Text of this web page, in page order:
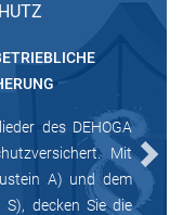
des DEHOGA
Mit
A) und dem
S), decken Sie die
Next